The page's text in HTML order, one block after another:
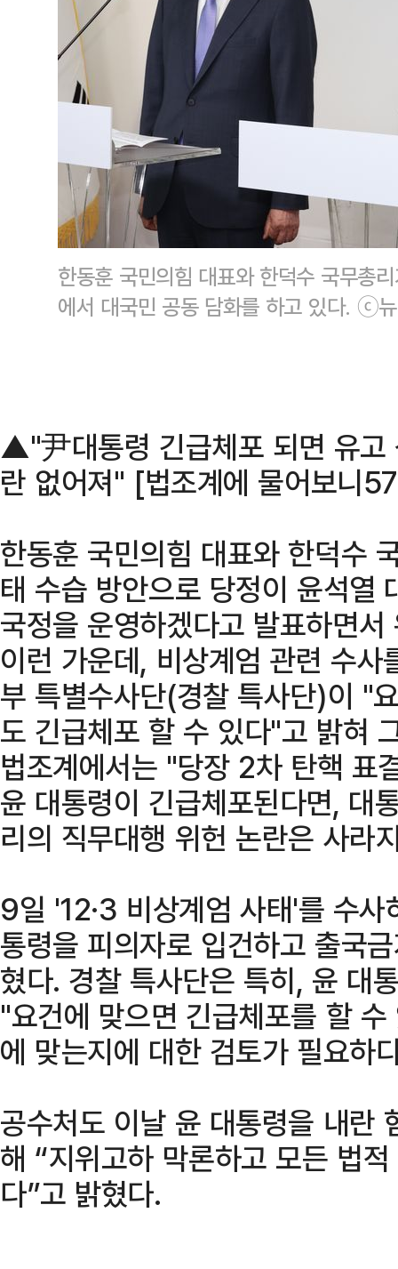
한동훈 국민의힘 대표와 한덕수 국무총
에서 대국민 공동 담화를 하고 있다. ⓒ
▲"尹대통령 긴급체포 되면 유고
란 없어져" [법조계에 물어보니
한동훈 국민의힘 대표와 한덕수
태 수습 방안으로 당정이 윤석열
국정을 운영하겠다고 발표하면
이런 가운데, 비상계엄 관련 수
부 특별수사단(경찰 특사단)이 "
도 긴급체포 할 수 있다"고 밝혀
법조계에서는 "당장 2차 탄핵 표
윤 대통령이 긴급체포된다면, 대
리의 직무대행 위헌 논란은 사라
9일 '12·3 비상계엄 사태'를 수
통령을 피의자로 입건하고 출국
혔다. 경찰 특사단은 특히, 윤 대
"요건에 맞으면 긴급체포를 할
에 맞는지에 대한 검토가 필요하
공수처도 이날 윤 대통령을 내란
해 “지위고하 막론하고 모든 법
다”고 밝혔다.